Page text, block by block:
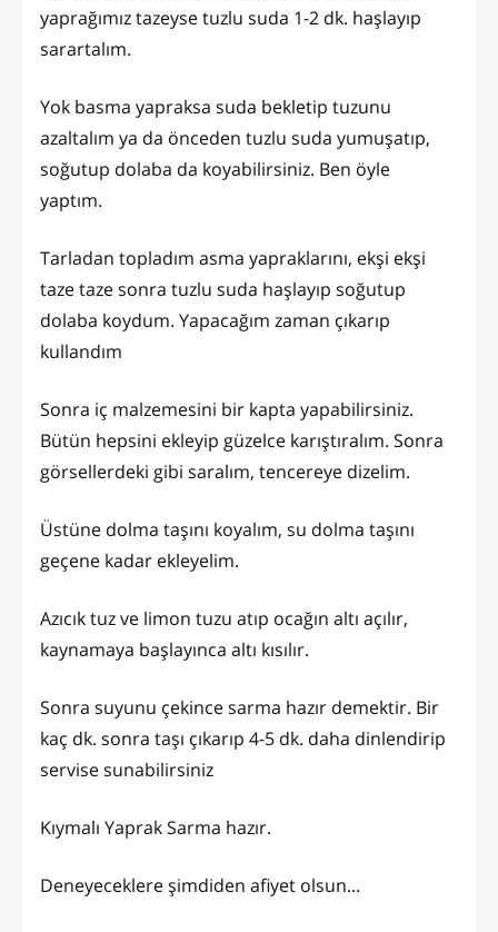
yaprağımız tazeyse tuzlu suda 1-2 dk. haşlayıp
sarartalım.
Yok basma yapraksa suda bekletip tuzunu
azaltalım ya da önceden tuzlu suda yumuşatıp,
soğutup dolaba da koyabilirsiniz. Ben öyle
yaptım.
Tarladan topladım asma yapraklarını, ekşi ekşi
taze taze sonra tuzlu suda haşlayıp soğutup
dolaba koydum. Yapacağım zaman çıkarıp
kullandım
Sonra iç malzemesini bir kapta yapabilirsiniz.
Bütün hepsini ekleyip güzelce karıştıralım. Sonra
görsellerdeki gibi saralım, tencereye dizelim.
Üstüne dolma taşını koyalım, su dolma taşını
geçene kadar ekleyelim.
Azıcık tuz ve limon tuzu atıp ocağın altı açılır,
kaynamaya başlayınca altı kısılır.
Sonra suyunu çekince sarma hazır demektir. Bir
kaç dk. sonra taşı çıkarıp 4-5 dk. daha dinlendirip
servise sunabilirsiniz
Kıymalı Yaprak Sarma hazır.
Deneyeceklere şimdiden afiyet olsun...